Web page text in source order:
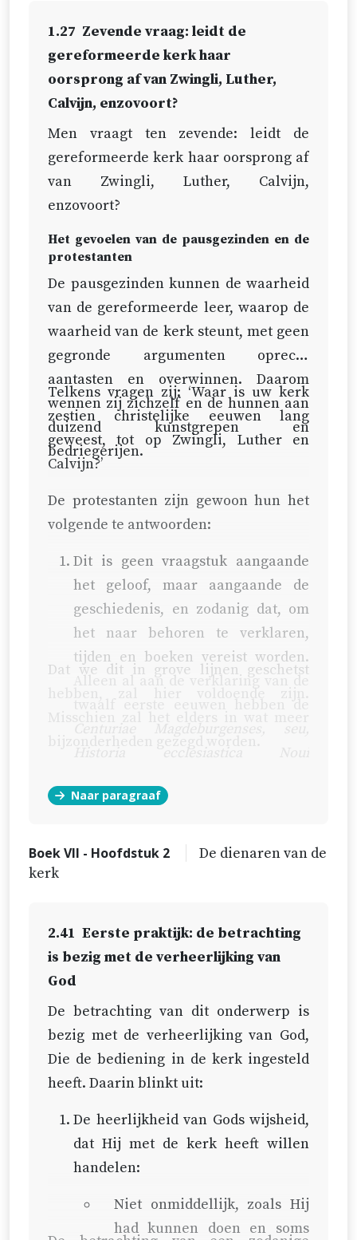
1.27 Zevende vraag: leidt de
gereformeerde kerk haar
oorsprong af van Zwingli, Luther,
Calvijn, enzovoort?
Men vraagt ten zevende: leidt de
gereformeerde kerk haar oorsprong af
van Zwingli, Luther, Calvijn,
enzovoort?
Het gevoelen van de pausgezinden en de
protestanten
De pausgezinden kunnen de waarheid
van de gereformeerde leer, waarop de
waarheid van de kerk steunt, met geen
gegronde argumenten oprecht
aantasten en overwinnen. Daarom
wennen zij zichzelf en de hunnen aan
duizend kunstgrepen en
bedriegerijen.
Telkens vragen zij: ‘Waar is uw kerk
zestien christelijke eeuwen lang
geweest, tot op Zwingli, Luther en
Calvijn?’
De protestanten zijn gewoon hun het
volgende te antwoorden:
Dit is geen vraagstuk aangaande
het geloof, maar aangaande de
geschiedenis, en zodanig dat, om
het naar behoren te verklaren,
tijden en boeken vereist worden.
Alleen al aan de verklaring van de
eeuwen, of, Kerkgeschiedenis van
boeken besteed. Om deze eeuwen
Bovendien, om ze tot het jaar 65 van
de vorige eeuw [1565] te vervolgen,
heeft Abraham Bzovius er nog acht
boeken aan toe moeten voegen.
Bijgevolg is het zeer onbillijk om
zo’n vraag aan allerlei gewone
christenen voor te leggen, en wel
om in zeer korte tijd door
argumentatie te verklaren.
Zij zelf zijn eerst verplicht hun
bezitter gedurende die vijftien
eeuwen voor te stellen en aan te
Dat we dit in grove lijnen geschetst
Naar paragraaf
Boek VII - Hoofdstuk 2
De dienaren van de
kerk
2.41 Eerste praktijk: de betrachting
is bezig met de verheerlijking van
God
De betrachting van dit onderwerp is
bezig met de verheerlijking van God,
Die de bediening in de kerk ingesteld
heeft. Daarin blinkt uit:
De heerlijkheid van Gods wijsheid,
dat Hij met de kerk heeft willen
handelen:
Niet onmiddellijk, zoals Hij
had kunnen doen en soms